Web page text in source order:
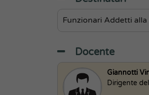
Funzionari Addetti
Docente
Giannotti
Dirigente